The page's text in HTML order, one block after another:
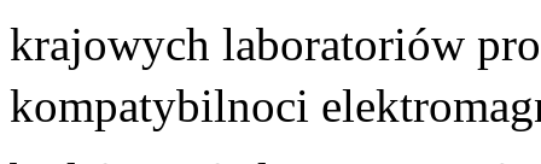
krajowych laboratoriów
kompatybilnoci